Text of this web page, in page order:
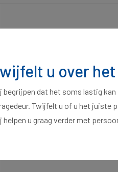
u over
begrijpen dat het soms lastig
Twijfelt u of u het juiste
helpen u graag verder met